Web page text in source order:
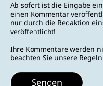
Ab sofort ist die Eingabe
einen Kommentar
nur durch die Redaktion
veröffentlicht!
Ihre Kommentare werden
beachten Sie unsere Regeln.
Senden